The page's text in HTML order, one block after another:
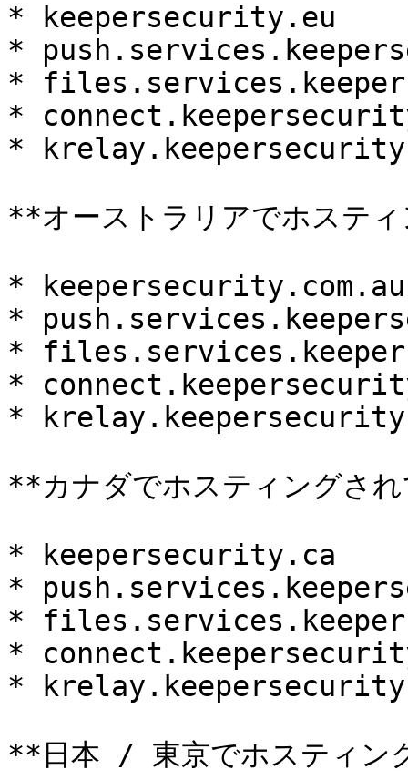
* keepersecurity.eu
*
*
*
*
**オーストラリアでホステ
* keepersecurity.com.au
*
*
*
*
**カナダでホスティングさ
* keepersecurity.ca
*
*
*
*
**日本 / 東京でホスティン